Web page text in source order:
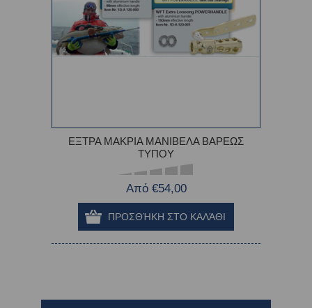
ΕΞΤΡΑ ΜΑΚΡΙΑ ΜΑΝΙΒΕΛΑ ΒΑΡΕΩΣ
ΤΥΠΟΥ
Από €54,00